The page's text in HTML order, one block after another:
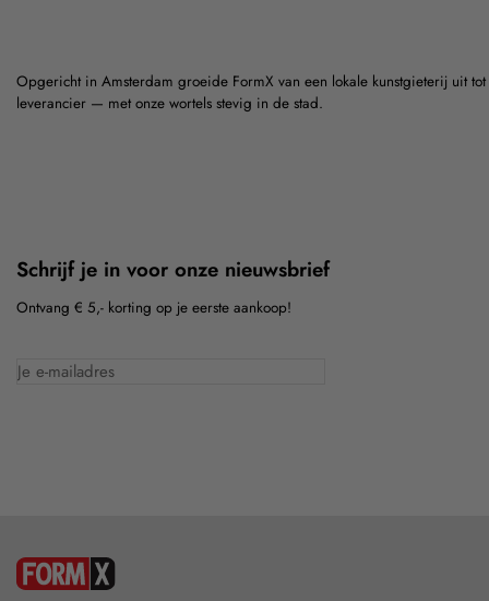
Opgericht in Amsterdam groeide FormX van een lokale kunstgieterij uit
leverancier — met onze wortels stevig in de stad.
Schrijf je in voor onze nieuwsbrief
Ontvang € 5,- korting op je eerste aankoop!